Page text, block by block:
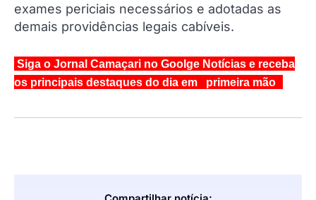
exames periciais necessários e adotadas as
demais providências legais cabíveis.
Siga o Jornal Camaçari no Goolge Notícias e receba
os principais destaques do dia em primeira mão